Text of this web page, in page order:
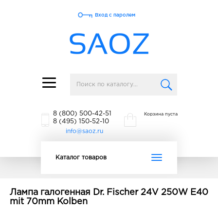
Toggle
navigation
Вход с паролем
8 (800) 500-42-51
8 (495) 150-52-10
info@saoz.ru
Корзина пуста
Toggle
Каталог товаров
Лампа галогенная Dr. Fischer 24V 250W E40
mit 70mm Kolben